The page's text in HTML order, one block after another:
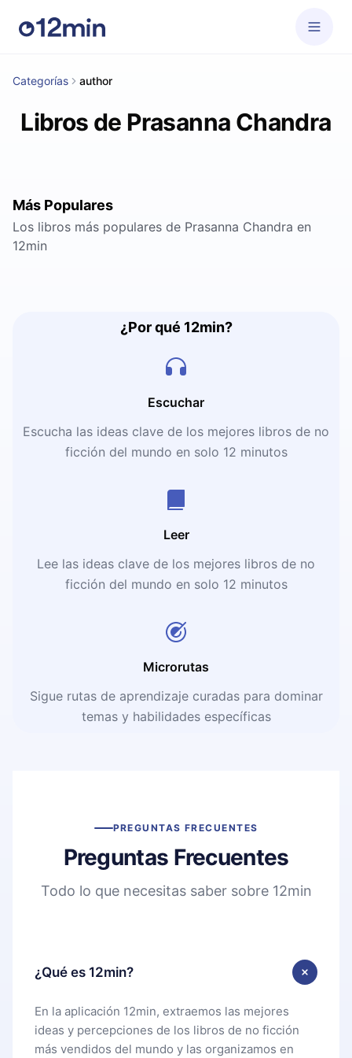
Categorías author
Libros de Prasanna Chandra
Más Populares
Los libros más populares de Prasanna Chandra en
12min
¿Por qué 12min?
Escuchar
Escucha las ideas clave de los mejores libros de no
ficción del mundo en solo 12 minutos
Leer
Lee las ideas clave de los mejores libros de no
ficción del mundo en solo 12 minutos
Microrutas
Sigue rutas de aprendizaje curadas para dominar
temas y habilidades específicas
PREGUNTAS FRECUENTES
Preguntas Frecuentes
Todo lo que necesitas saber sobre 12min
¿Qué es 12min?
En la aplicación 12min, extraemos las mejores
ideas y percepciones de los libros de no ficción
más vendidos del mundo y las organizamos en